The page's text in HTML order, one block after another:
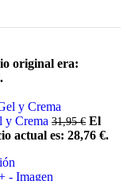
original era:
y Crema 31,95€ El
actual es: 28,76 €.